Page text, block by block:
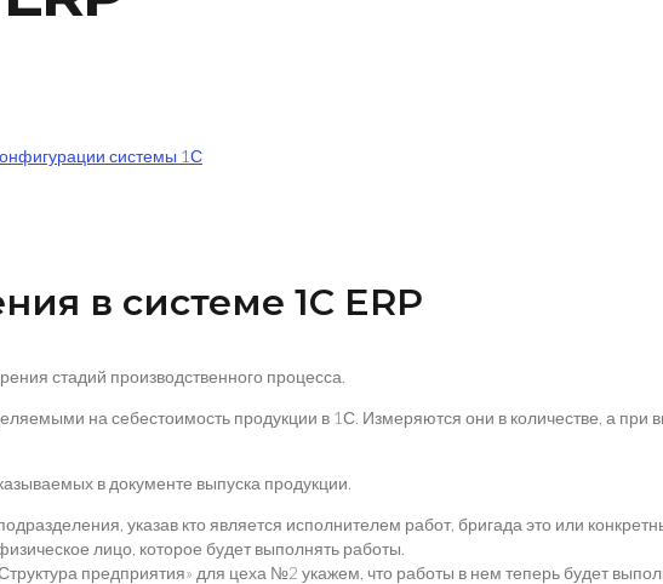
системы 1С
в системе 1С ERP
стадий производственного процесса.
на себестоимость продукции в 1С. Измеряются они в количестве, а при
в документе выпуска продукции.
указав кто является исполнителем работ, бригада это или
лицо, которое будет выполнять работы.
предприятия» для цеха №2 укажем, что работы в нем теперь будет